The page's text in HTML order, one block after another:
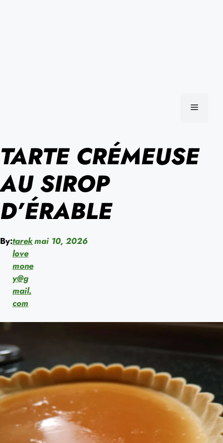
MENU
TARTE CRÉMEUSE
AU SIROP
D’ÉRABLE
By:tarek
love
mone
y@g
mail.
com
mai 10, 2026